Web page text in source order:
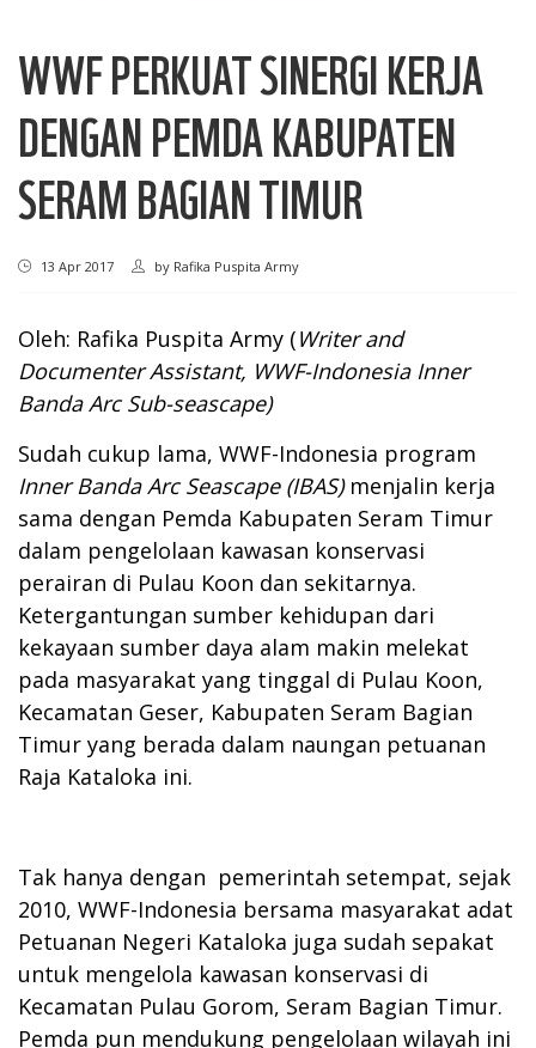
WWF PERKUAT SINERGI KERJA
DENGAN PEMDA KABUPATEN
SERAM BAGIAN TIMUR
13 Apr 2017 by Rafika Puspita Army
Oleh: Rafika Puspita Army (Writer and
Documenter Assistant, WWF-Indonesia Inner
Banda ArcSub-seascape)
Sudah cukup lama, WWF-Indonesia program
Inner Banda Arc Seascape (IBAS)menjalin kerja
sama dengan Pemda Kabupaten Seram Timur
dalam pengelolaan kawasan konservasi
perairan di Pulau Koon dan sekitarnya.
Ketergantungan sumber kehidupan dari
kekayaan sumber daya alam makin melekat
pada masyarakat yang tinggal di Pulau Koon,
Kecamatan Geser, Kabupaten Seram Bagian
Timur yang berada dalam naungan petuanan
Raja Kataloka ini.
Tak hanya dengan pemerintah setempat, sejak
2010, WWF-Indonesia bersama masyarakat adat
Petuanan Negeri Kataloka juga sudah sepakat
untuk mengelola kawasan konservasi di
Kecamatan Pulau Gorom, Seram Bagian Timur.
Pemda pun mendukung pengelolaan wilayah ini